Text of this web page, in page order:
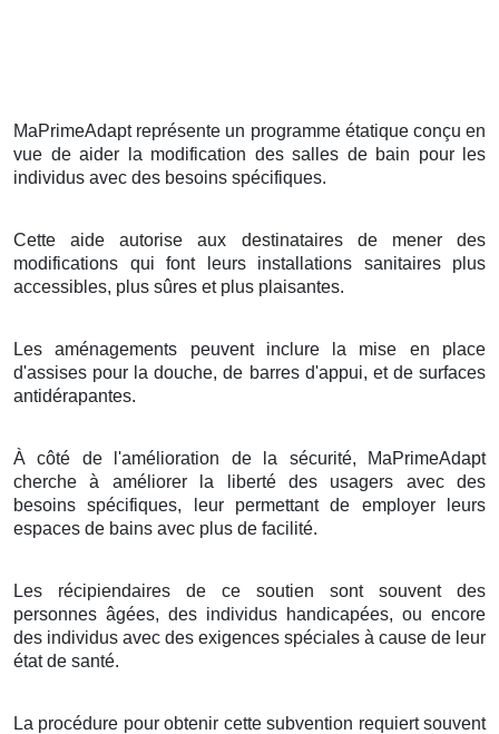
MaPrimeAdapt représente un programme étatique conçu en
vue de aider la modification des salles de bain pour les
individus avec des besoins spécifiques.
Cette aide autorise aux destinataires de mener des
modifications qui font leurs installations sanitaires plus
accessibles, plus sûres et plus plaisantes.
Les aménagements peuvent inclure la mise en place
d'assises pour la douche, de barres d'appui, et de surfaces
antidérapantes.
À côté de l'amélioration de la sécurité, MaPrimeAdapt
cherche à améliorer la liberté des usagers avec des
besoins spécifiques, leur permettant de employer leurs
espaces de bains avec plus de facilité.
Les récipiendaires de ce soutien sont souvent des
personnes âgées, des individus handicapées, ou encore
des individus avec des exigences spéciales à cause de leur
état de santé.
La procédure pour obtenir cette subvention requiert souvent